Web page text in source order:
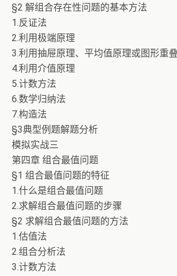
§2 解组合存在性问题的基本方法
1.反证法
2.利用极端原理
3.利用抽屉原理、平均值原理或图形重
4.利用介值原理
5.计数方法
6.数学归纳法
7.构造法
§3典型例题解题分析
模拟实战三
第四章 组合最值问题
§1 组合最值问题的特征
1.什么是组合最值问题
2.求解组合最值问题的步骤
§2 求解组合最值问题的方法
1.估值法
2.组合分析法
3.计数方法